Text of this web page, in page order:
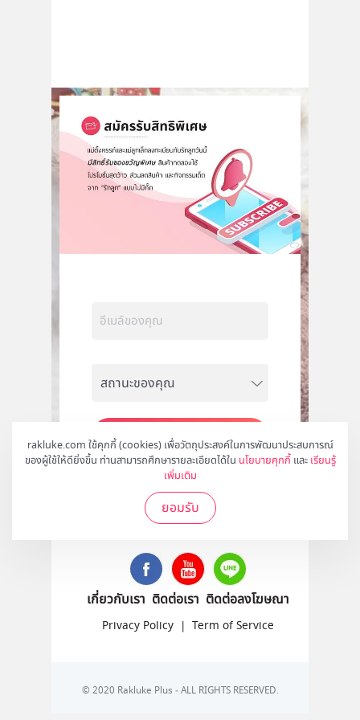
rakluke.com ใช้คุกกี้ (cookies) เพื่อวัตถุประสงค์ในการพัฒนาประสบการณ์
ของผู้ใช้ให้ดียิ่งขึ้น ท่านสามารถศึกษารายละเอียดได้ใน นโยบายคุกกี้ และ เรียนรู้
เพิ่มเติม
ยอมรับ
สมัคร
ติดตามเราได้ที่
เกี่ยวกับเรา ติดต่อเรา ติดต่อลงโฆษณา
Privacy Policy | Term of Service
© 2020 Rakluke Plus - ALL RIGHTS RESERVED.